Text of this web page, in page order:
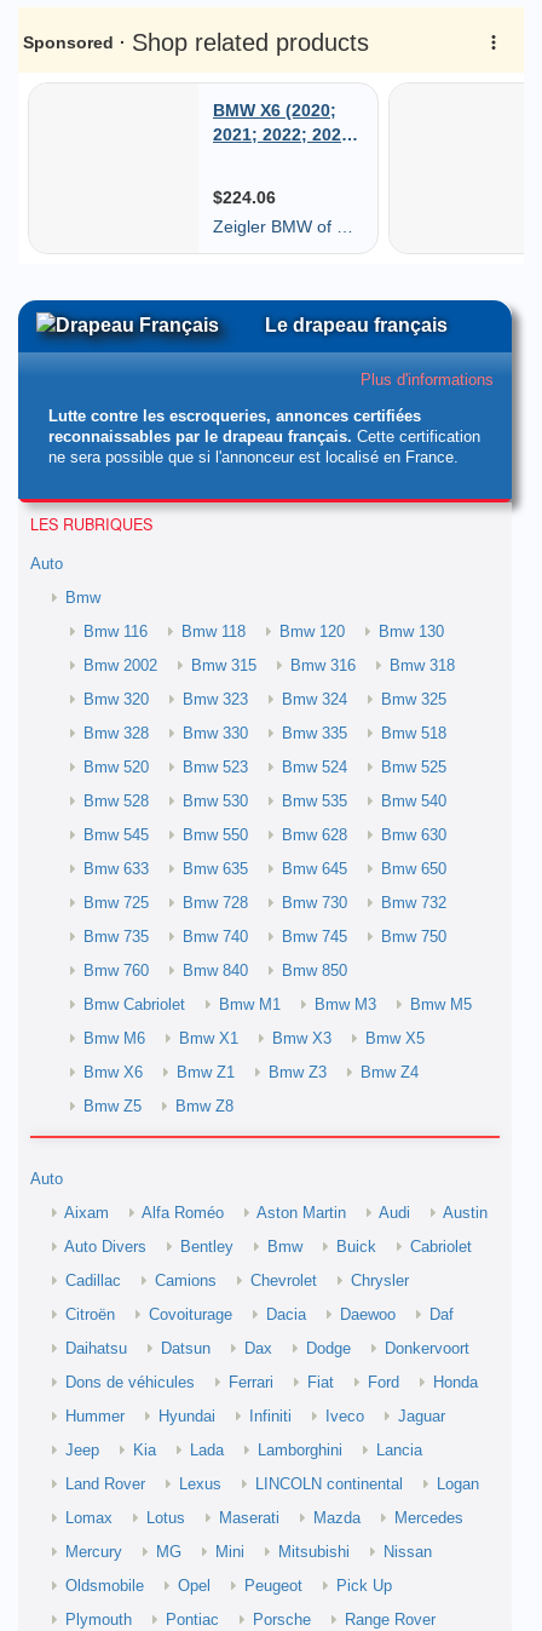
Le drapeau français
Plus d'informations
Lutte contre les escroqueries, annonces certifiées
reconnaissables par le drapeau français. Cette certification
ne sera possible que si l'annonceur est localisé en France.
LES RUBRIQUES
Auto
Bmw
Bmw 116
Bmw 118 Bmw 120
Bmw 130
Bmw 2002
Bmw 315 Bmw 316
Bmw 318
Bmw 320
Bmw 323 Bmw 324
Bmw 325
Bmw 328
Bmw 330 Bmw 335
Bmw 518
Bmw 520
Bmw 523 Bmw 524
Bmw 525
Bmw 528
Bmw 530 Bmw 535
Bmw 540
Bmw 545
Bmw 550 Bmw 628
Bmw 630
Bmw 633
Bmw 635 Bmw 645
Bmw 650
Bmw 725
Bmw 728 Bmw 730
Bmw 732
Bmw 735
Bmw 740 Bmw 745
Bmw 750
Bmw 760
Bmw 840
Bmw 850
Bmw Cabriolet
Bmw M1 Bmw M3
Bmw M5
Bmw M6
Bmw X1 Bmw X3
Bmw X5
Bmw X6
Bmw Z1 Bmw Z3
Bmw Z4
Bmw Z5
Bmw Z8
Auto
Aixam
Alfa Roméo Aston Martin Audi
Austin
Auto Divers
Bentley Bmw Buick
Cabriolet
Cadillac
Camions Chevrolet
Chrysler
Citroën
Covoiturage Dacia Daewoo
Daf
Daihatsu
Datsun Dax Dodge
Donkervoort
Dons de véhicules
Ferrari Fiat Ford
Honda
Hummer
Hyundai Infiniti Iveco
Jaguar
Jeep
Kia Lada Lamborghini
Lancia
Land Rover
Lexus LINCOLN continental
Logan
Lomax
Lotus Maserati Mazda
Mercedes
Mercury
MG Mini Mitsubishi
Nissan
Oldsmobile
Opel Peugeot
Pick Up
Plymouth
Pontiac Porsche
Range Rover